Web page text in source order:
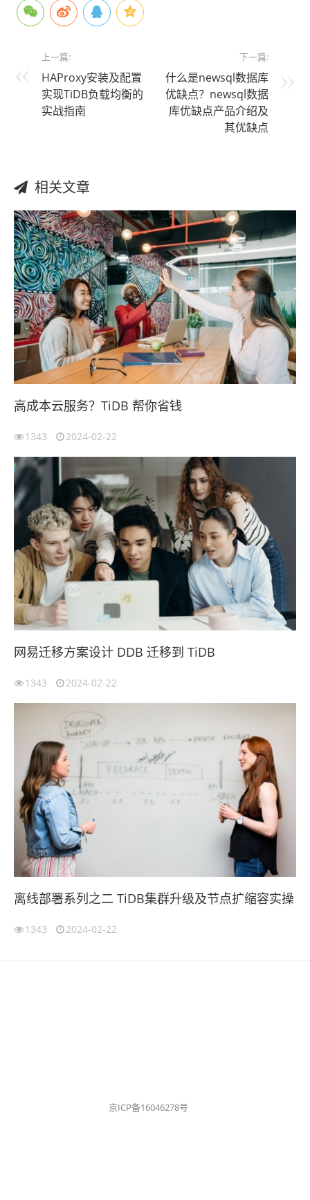
上一篇:
HAProxy安装及配置
实现TiDB负载均衡的
实战指南
下一篇:
什么是newsql数据库
优缺点？newsql数据
库优缺点产品介绍及
其优缺点
相关文章
高成本云服务？TiDB 帮你省钱
1343 2024-02-22
网易迁移方案设计 DDB 迁移到 TiDB
1343 2024-02-22
离线部署系列之二 TiDB集群升级及节点扩缩容实操
1343 2024-02-22
京ICP备16046278号